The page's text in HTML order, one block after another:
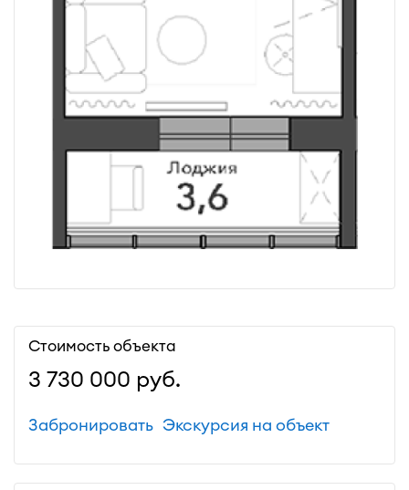
Стоимость объекта
3 730 000 руб.
Экскурсия на объект
Забронировать